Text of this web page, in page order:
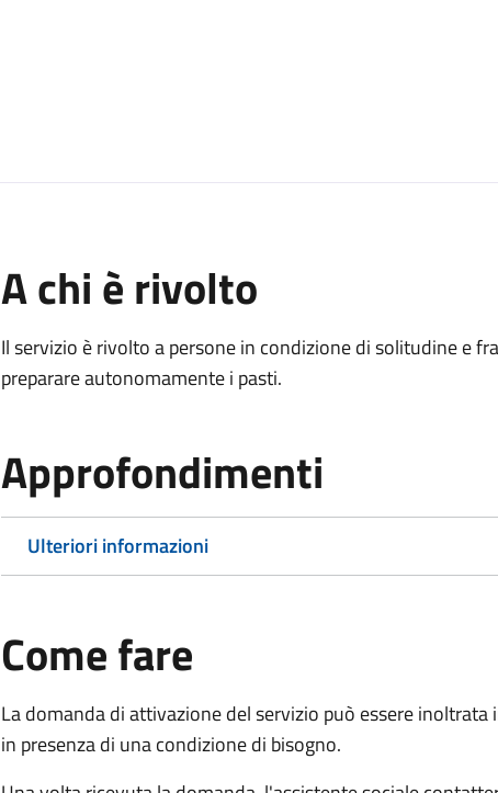
A chi è rivolto
Il servizio è rivolto a persone in condizione di solitudine e
preparare autonomamente i pasti.
Approfondimenti
Ulteriori informazioni
Come fare
La domanda di attivazione del servizio può essere
in presenza di una condizione di bisogno.